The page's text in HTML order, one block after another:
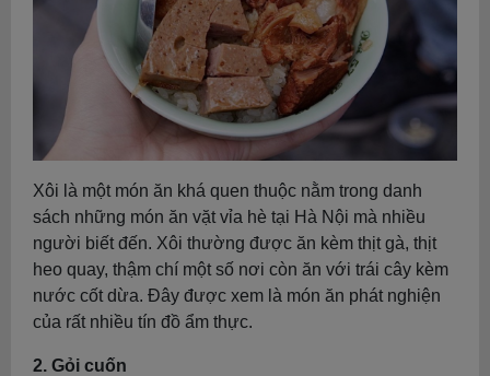
Xôi là một món ăn khá quen thuộc nằm trong danh
sách những món ăn vặt vỉa hè tại Hà Nội mà nhiều
người biết đến. Xôi thường được ăn kèm thịt gà, thịt
heo quay, thậm chí một số nơi còn ăn với trái cây kèm
nước cốt dừa. Đây được xem là món ăn phát nghiện
của rất nhiều tín đồ ẩm thực.
2. Gỏi cuốn